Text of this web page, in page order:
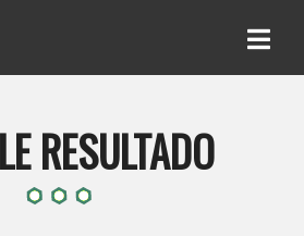
RESULTADO